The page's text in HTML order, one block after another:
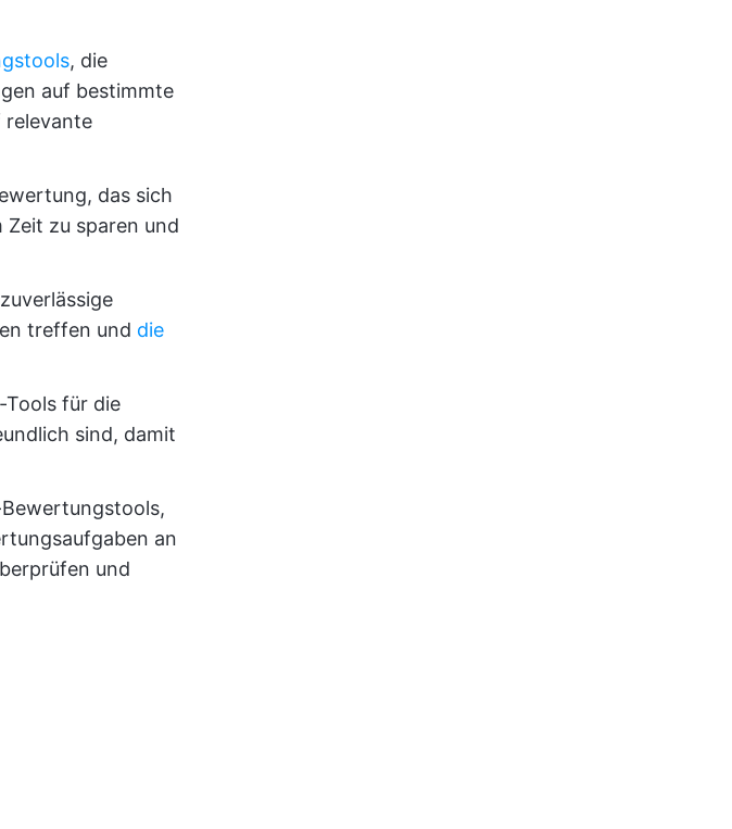
, die
auf bestimmte
relevante
das sich
Zeit zu sparen und
treffen und die
Tools für die
sind, damit
an
und